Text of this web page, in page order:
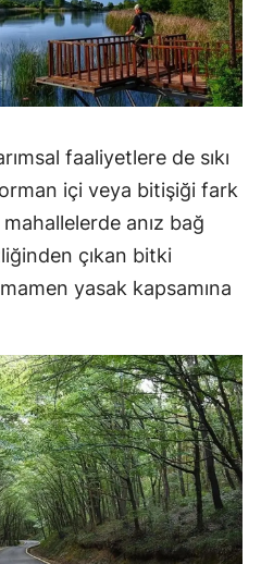
Nevşehir
Niğde
Ordu
Rize
Sakarya
Samsun
Siirt
Sivas
Tekirdağ
Tokat
Trabzon
Tunceli
faaliyetlere de sıkı
içi veya bitişiği fark
anız bağ
çıkan bitki
yasak kapsamına